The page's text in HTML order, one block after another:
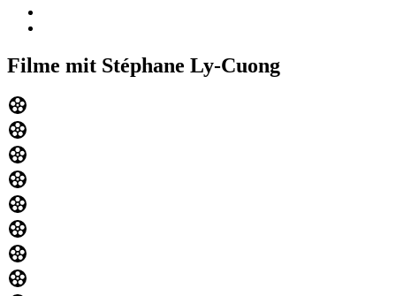
Filme mit Stéphane Ly-Cuong